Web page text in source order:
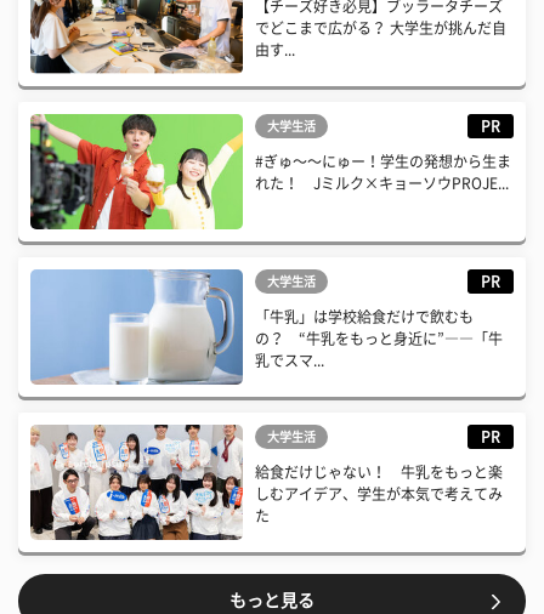
【チーズ好き必見】ブッラータチーズ
でどこまで広がる？ 大学生が挑んだ自
由す...
大学生活 PR
#ぎゅ〜〜にゅー！学生の発想から生ま
れた！ Jミルク×キョーソウPROJE...
大学生活 PR
「牛乳」は学校給食だけで飲むも
の？ “牛乳をもっと身近に”――「牛
乳でスマ...
大学生活 PR
給食だけじゃない！ 牛乳をもっと楽
しむアイデア、学生が本気で考えてみ
た
もっと見る